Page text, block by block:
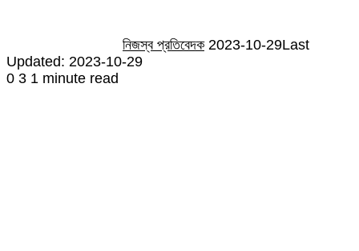
নিজস্ব প্রতিবেদক 2023-10-29Last
Updated: 2023-10-29
0 3 1 minute read